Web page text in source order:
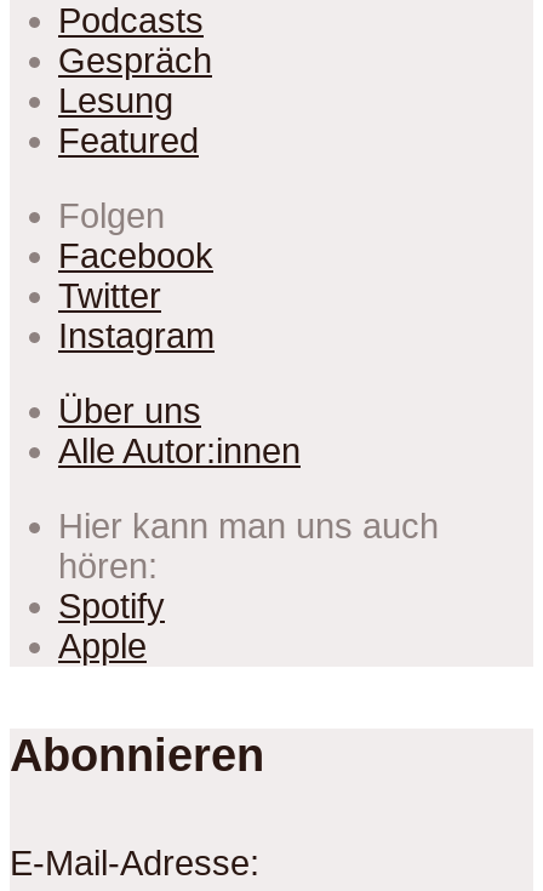
Podcasts
Gespräch
Lesung
Featured
Folgen
Facebook
Twitter
Instagram
Über uns
Alle Autor:innen
Hier kann man uns auch
hören:
Spotify
Apple
Abonnieren
E-Mail-Adresse: